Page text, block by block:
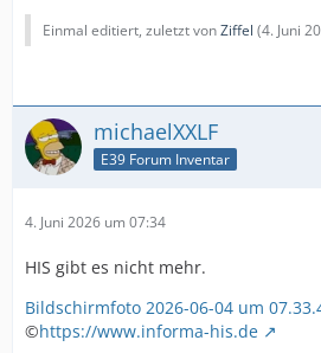
Einmal editiert, zuletzt vonZiffel (4. Juni
michaelXXLF
E39 Forum Inventar
4. Juni 2026 um 07:34
HIS gibt es nicht mehr.
Bildschirmfoto 2026-06-04 um
©https://www.informa-his.de